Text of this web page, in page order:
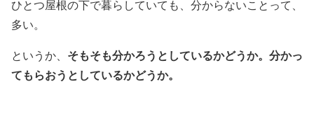
ひとつ屋根の下で暮らしていても、分からないことって、
多い。
というか、 そもそも分かろうとしているかどうか。分かっ
てもらおうとしているかどうか。